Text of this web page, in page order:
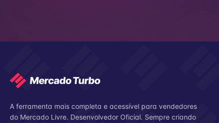
A ferramenta mais completa e acessível para vendedores
do Mercado Livre. Desenvolvedor Oficial. Sempre criando